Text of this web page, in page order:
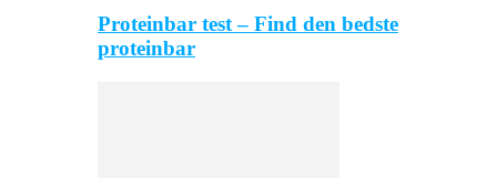
Proteinbar test – Find den bedste
proteinbar